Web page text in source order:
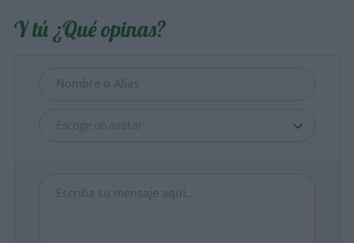
Y tú ¿Qué opinas?
Escoge un avatar